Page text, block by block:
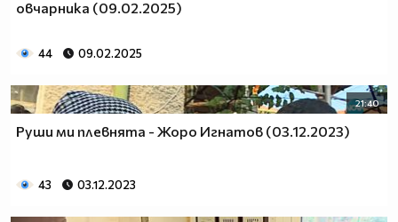
овчарника (09.02.2025)
44 09.02.2025
21:40
Руши ми плевнята - Жоро Игнатов (03.12.2023)
43 03.12.2023